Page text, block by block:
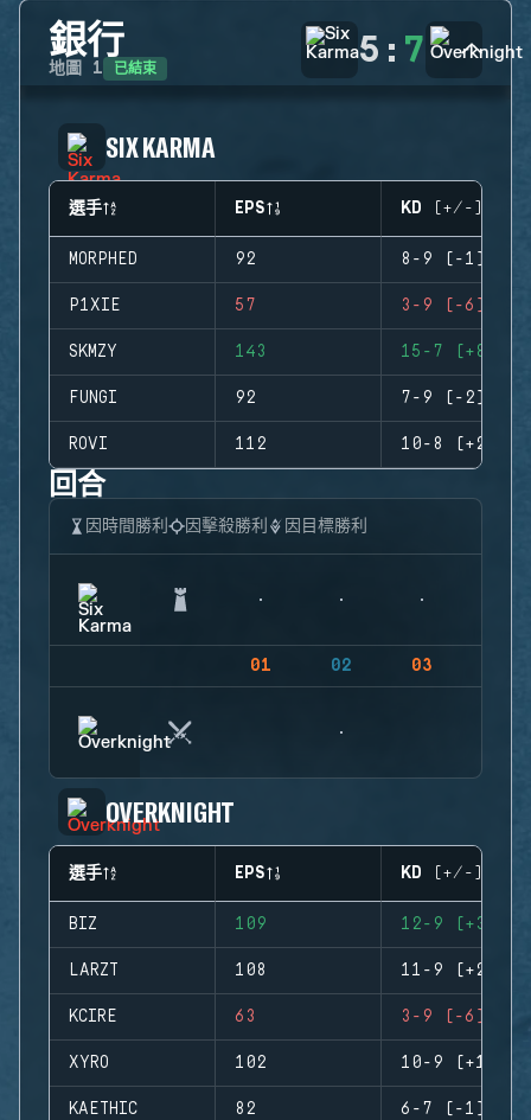
銀行
地圖 1 已結束 5 : 7
SIX KARMA
選手 EPS KD (+/-)
MORPHED 92 8-9 (-1)
P1XIE 57 3-9 (-6)
SKMZY 143 15-7 (+8)
FUNGI 92 7-9 (-2)
ROVI 112 10-8 (+2)
回合
因時間勝利 因擊殺勝利 因目標勝利
01 02 03
OVERKNIGHT
選手 EPS KD (+/-)
BIZ 109 12-9 (+3)
LARZT 108 11-9 (+2)
KCIRE 63 3-9 (-6)
XYRO 102 10-9 (+1)
KAETHIC 82 6-7 (-1)